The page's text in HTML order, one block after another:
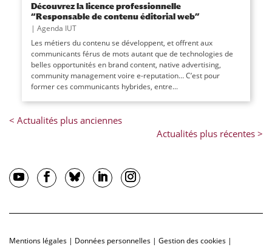
Découvrez la licence professionnelle
“Responsable de contenu éditorial web”
| Agenda IUT
Les métiers du contenu se développent, et offrent aux
communicants férus de mots autant que de technologies de
belles opportunités en brand content, native advertising,
community management voire e-reputation… C’est pour
former ces communicants hybrides, entre...
Mentions légales | Données personnelles | Gestion des cookies |